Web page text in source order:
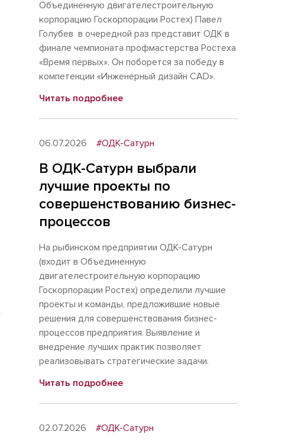
Объединенную двигателестроительную
корпорацию Госкорпорации Ростех) Павел
Голубев в очередной раз представит ОДК в
финале чемпионата профмастерства Ростеха
«Время первых». Он поборется за победу в
компетенции «Инженерный дизайн CAD».
Читать подробнее
06.07.2026 #ОДК-Сатурн
В ОДК-Сатурн выбрали
лучшие проекты по
совершенствованию бизнес-
процессов
На рыбинском предприятии ОДК-Сатурн
(входит в Объединенную
двигателестроительную корпорацию
Госкорпорации Ростех) определили лучшие
проекты и команды, предложившие новые
решения для совершенствования бизнес-
процессов предприятия. Выявление и
внедрение лучших практик позволяет
реализовывать стратегические задачи.
Читать подробнее
02.07.2026 #ОДК-Сатурн